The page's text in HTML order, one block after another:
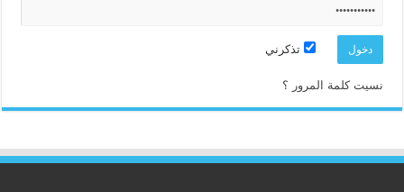
تذكرني
نسيت كلمة المرور ؟